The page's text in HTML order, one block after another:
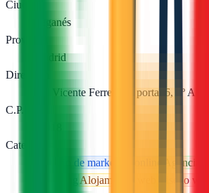
Ciudad
Leganés
Provincia
Madrid
Dirección
Av. Vicente Ferrer, 11, portal 6, 4º A
C.P.
Categorías
Servicio de marketing online
Agencia de
Alojamiento web Diseño web